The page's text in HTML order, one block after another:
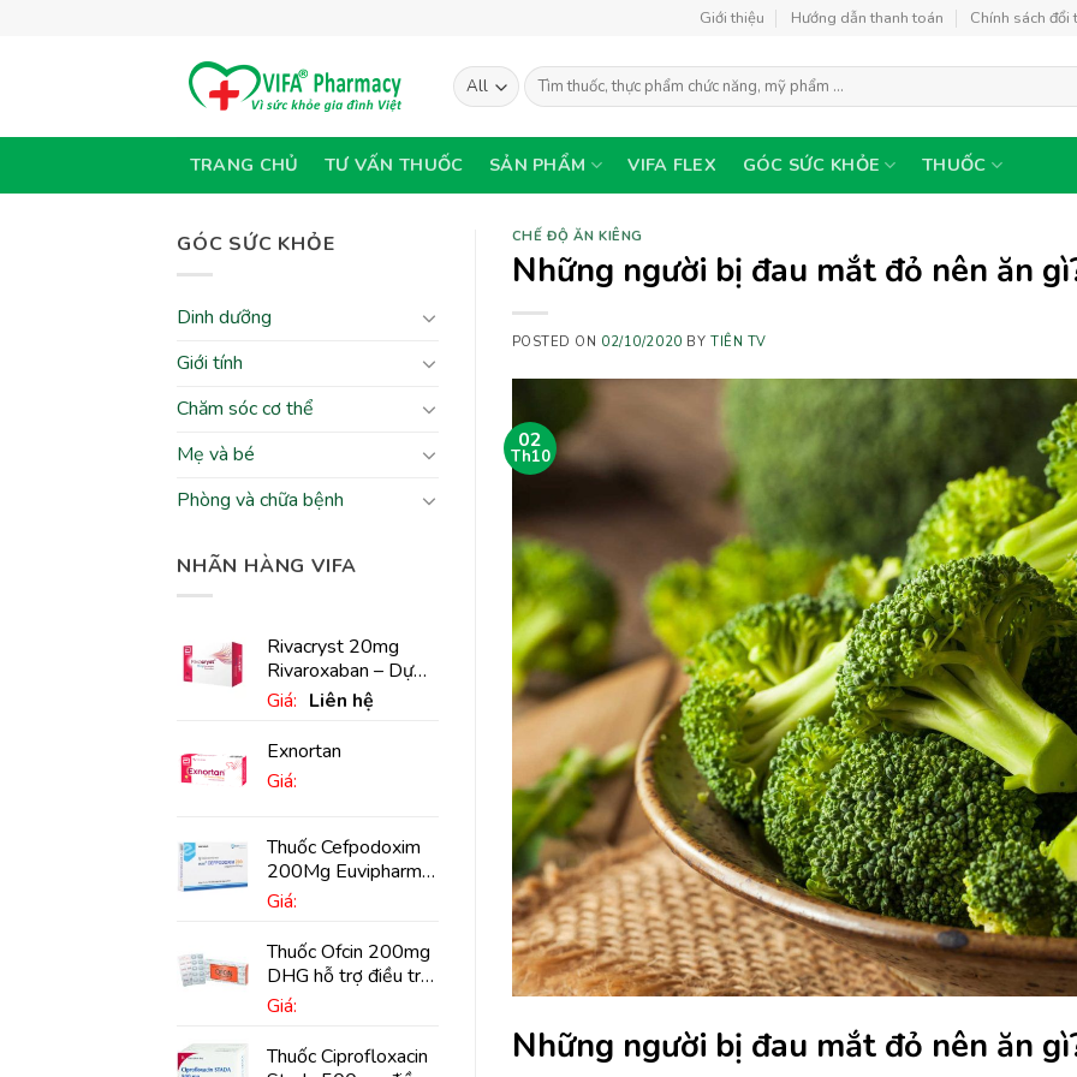
Giới thiệu Hướng dẫn thanh toán Chính sách đổi
Tìm
kiếm:
TRANG CHỦ TƯ VẤN THUỐC SẢN PHẨM VIFA FLEX GÓC SỨC KHỎE THUỐC
GÓC SỨC KHỎE
Dinh dưỡng
Giới tính
Chăm sóc cơ thể
Mẹ và bé
Phòng và chữa bệnh
NHÃN HÀNG VIFA
Rivacryst 20mg
Rivaroxaban – Dự
phòng đột quỵ,
huyết khối tĩnh mạch
Giá: Liên hệ
Exnortan
Giá:
Thuốc Cefpodoxim
200Mg Euvipharm
điều trị nhiễm khuẩn
Giá:
Thuốc Ofcin 200mg
DHG hỗ trợ điều trị
viêm phế quản nặng
Giá:
Thuốc Ciprofloxacin
CHẾ ĐỘ ĂN KIÊNG
Những người bị đau mắt đỏ nên ăn
POSTED ON 02/10/2020 BY TIÊN TV
02
Th10
Những người bị đau mắt đỏ nên ăn